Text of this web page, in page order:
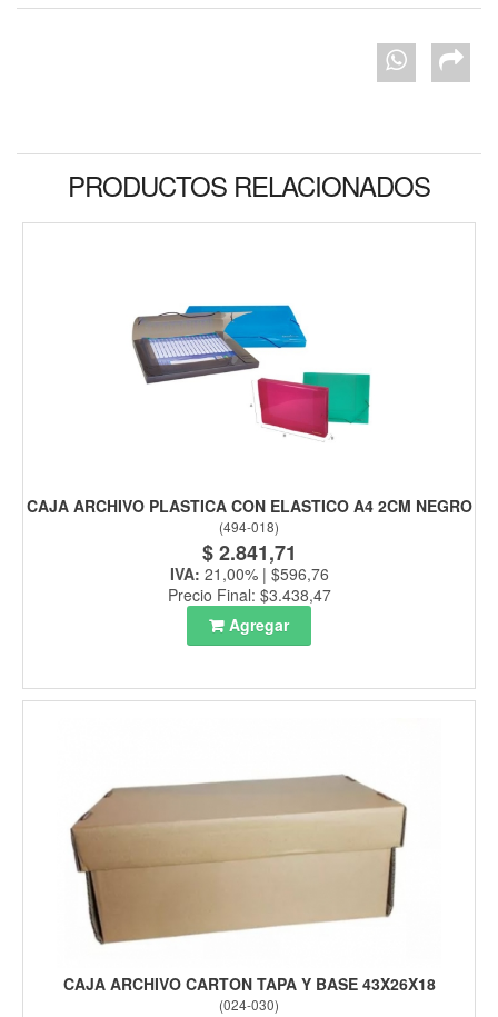
PRODUCTOS RELACIONADOS
CAJA ARCHIVO PLASTICA CON ELASTICO A4 2CM NEGRO
(494-018)
$ 2.841,71
IVA: 21,00% | $596,76
Precio Final: $3.438,47
Agregar
CAJA ARCHIVO CARTON TAPA Y BASE 43X26X18
(024-030)